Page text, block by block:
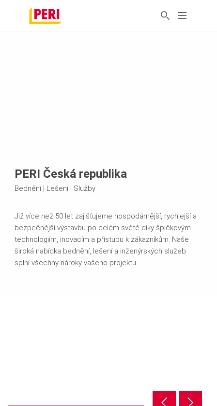
PERI Česká republika
Bednění | Lešení | Služby
Již více než 50 let zajišťujeme hospodárnější, rychlejší a
bezpečnější výstavbu po celém světě díky špičkovým
technologiím, inovacím a přístupu k zákazníkům. Naše
široká nabídka bednění, lešení a inženýrských služeb
splní všechny nároky vašeho projektu.